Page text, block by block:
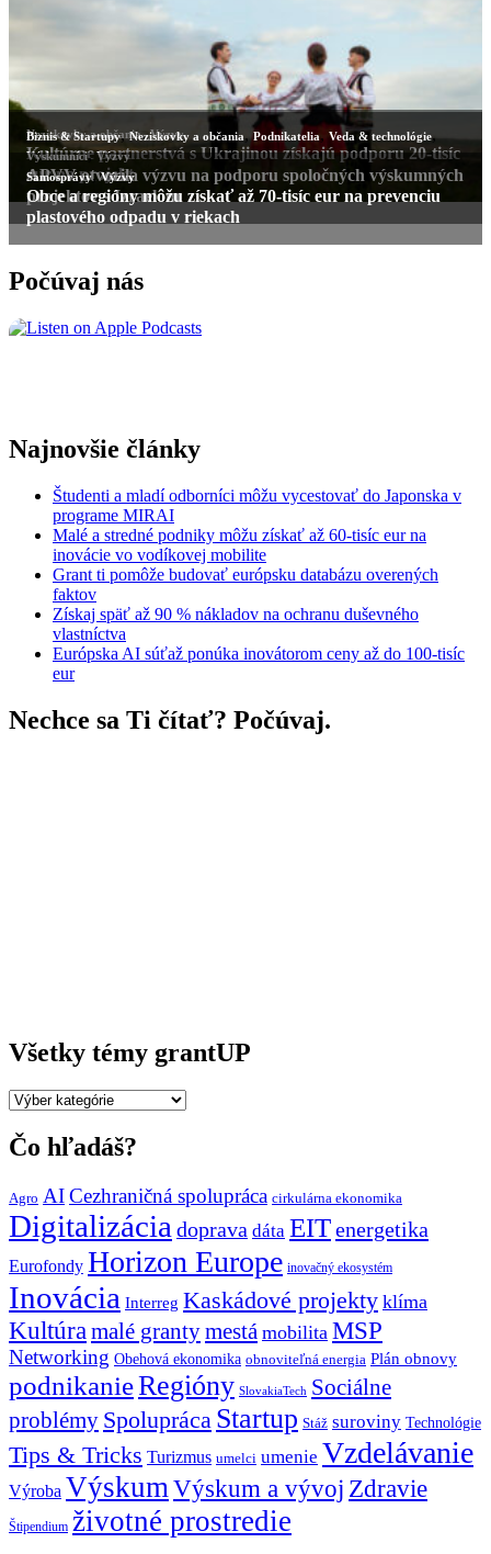
Počúvaj nás
Najnovšie články
Študenti a mladí odborníci môžu vycestovať do Japonska v
programe MIRAI
Malé a stredné podniky môžu získať až 60-tisíc eur na
inovácie vo vodíkovej mobilite
Grant ti pomôže budovať európsku databázu overených
faktov
Získaj späť až 90 % nákladov na ochranu duševného
vlastníctva
Európska AI súťaž ponúka inovátorom ceny až do 100-tisíc
eur
Nechce sa Ti čítať? Počúvaj.
Všetky témy grantUP
Všetky
grantUP
Čo hľadáš?
Agro AICezhraničná spolupráca cirkulárna ekonomika
Digitalizácia doprava dáta EITenergetika
Eurofondy Horizon Europe inovačný ekosystém
Inovácia Interreg Kaskádové projekty klíma
Kultúra malé grantymestá mobilita MSP
Networking Obehová ekonomika obnoviteľná energia Plán obnovy
podnikanieRegióny SlovakiaTech Sociálne
problémy Spolupráca Startup Stáž suroviny Technológie
Tips & Tricks Turizmus umelci umenie Vzdelávanie
Výroba Výskum Výskum a vývoj Zdravie
Štipendium životné prostredie